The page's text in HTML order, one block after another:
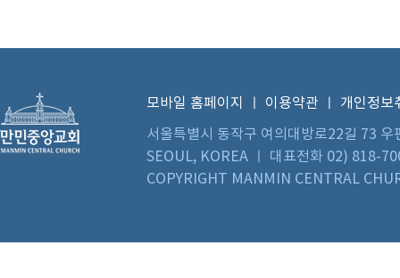
모바일 홈페이지 이용약관
개인정보
서울특별시 동작구 여의대방로22길 73
SEOUL, KOREA ㅣ 대표전화 02) 818-
COPYRIGHT MANMIN CENTRAL